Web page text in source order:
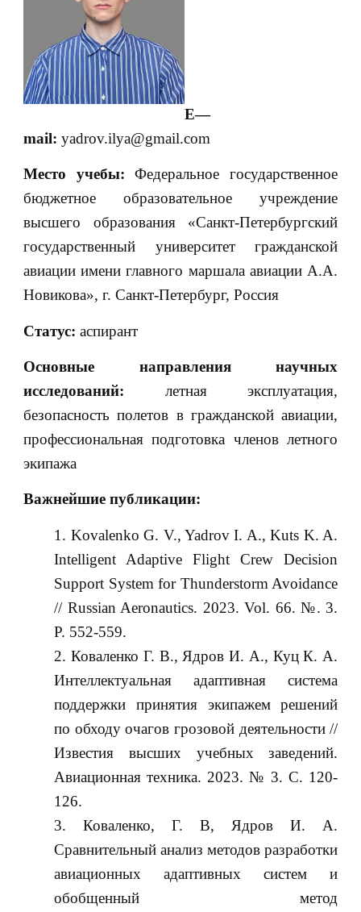
E—
mail: yadrov.ilya@gmail.com
Место учебы: Федеральное государственное
бюджетное образовательное учреждение
высшего образования «Санкт-Петербургский
государственный университет гражданской
авиации имени главного маршала авиации А.А.
Новикова», г. Санкт-Петербург, Россия
Статус: аспирант
Основные направления научных
исследований: летная эксплуатация,
безопасность полетов в гражданской авиации,
профессиональная подготовка членов летного
экипажа
Важнейшие публикации:
Kovalenko G. V., Yadrov I. A., Kuts K. A.
Intelligent Adaptive Flight Crew Decision
Support System for Thunderstorm Avoidance
// Russian Aeronautics. 2023. Vol. 66. №. 3.
P. 552-559.
Коваленко Г. В., Ядров И. А., Куц К. А.
Интеллектуальная адаптивная система
поддержки принятия экипажем решений
по обходу очагов грозовой деятельности //
Известия высших учебных заведений.
Авиационная техника. 2023. № 3. С. 120-
126.
Коваленко, Г. В, Ядров И. А.
Сравнительный анализ методов разработки
авиационных адаптивных систем и
обобщенный метод